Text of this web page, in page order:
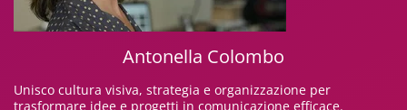
Antonella Colombo
Unisco cultura visiva, strategia e organizzazione per
trasformare idee e progetti in comunicazione efficace.